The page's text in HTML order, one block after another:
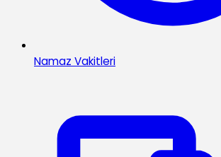
Namaz Vakitleri